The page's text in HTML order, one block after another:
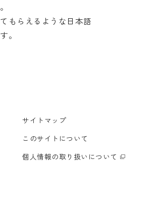
もらえるような日本語
。
サイトマップ
このサイトについて
個人情報の取り扱いについて